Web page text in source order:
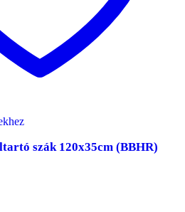
szák 120x35cm (BBHR)